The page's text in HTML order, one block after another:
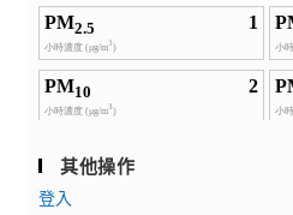
其他操作
登入